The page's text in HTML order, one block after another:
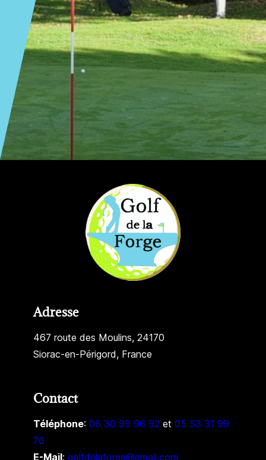
Adresse
467 route des Moulins, 24170
Siorac-en-Périgord, France
Contact
Téléphone: 06 30 99 96 92 et 05 53 31 99
76
E-Mail: golfdelaforge@gmail.com